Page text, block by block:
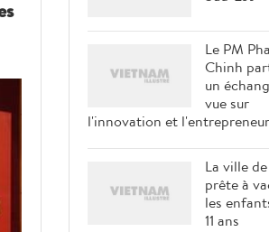
Le PM
Chinh
un
vue sur
l'innovation et
La ville
prête à
les
11 ans